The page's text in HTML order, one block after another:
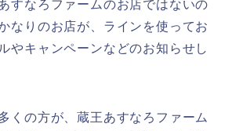
すなろファームのお店ではないの
なりのお店が、ラインを使ってお
やキャンペーンなどのお知らせし
くの方が、蔵王あすなろファーム